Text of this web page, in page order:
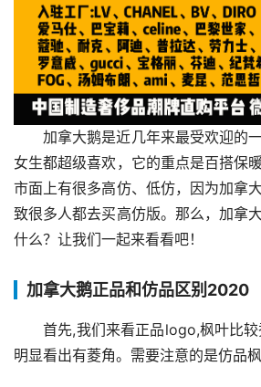
加拿大鹅是近几年来最受欢迎的
女生都超级喜欢，它的重点是百搭保
市面上有很多高仿、低仿，因为加拿
致很多人都去买高仿版。那么，加拿
什么？让我们一起来看看吧！
加拿大鹅正品和仿品区别2020
首先,我们来看正品logo,枫叶比
明显看出有菱角。需要注意的是仿品